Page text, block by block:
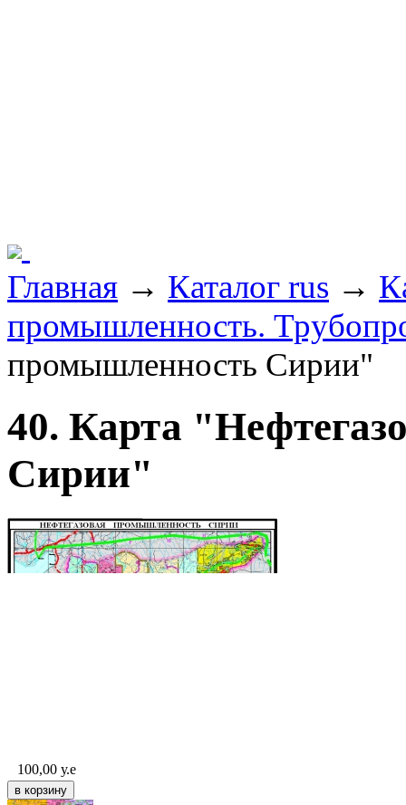
Главная → Каталог rus →
промышленность.
промышленность Сирии"
40. Карта
Сирии"
100,00 у.е